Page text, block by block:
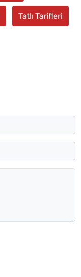
Tatlı Tarifleri